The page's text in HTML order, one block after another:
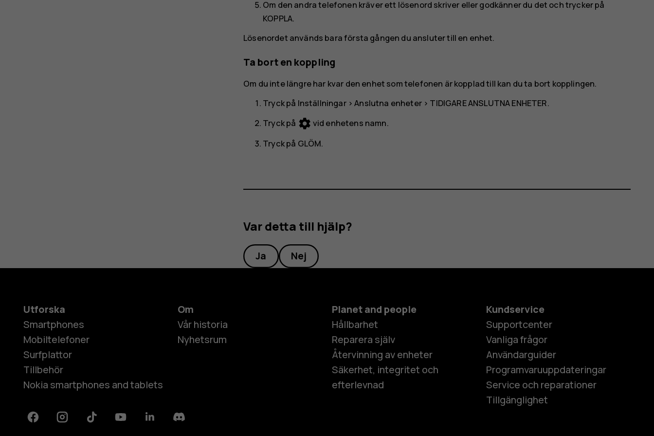
Om den andra telefonen kräver ett lösenord skriver eller godkänner du det och trycker på
KOPPLA.
Lösenordet används bara första gången du ansluter till en enhet.
Ta bort en koppling
Om du inte längre har kvar den enhet som telefonen är kopplad till kan du ta bort kopplingen.
Tryck på Inställningar>Anslutna enheter> TIDIGARE ANSLUTNA ENHETER.
Tryck på settings vid enhetens namn.
Tryck på GLÖM.
Var detta till hjälp?
Ja Nej
Utforska
Smartphones
Mobiltelefoner
Surfplattor
Tillbehör
Nokia smartphones and tablets
Om
Vår historia
Nyhetsrum
Planet and people
Hållbarhet
Reparera själv
Återvinning av enheter
Säkerhet, integritet och
efterlevnad
Kundservice
Supportcenter
Vanliga frågor
Användarguider
Programvaruuppdateringar
Service och reparationer
Tillgänglighet
FacebookInstagramTiktok YoutubeLinkedinDiscord